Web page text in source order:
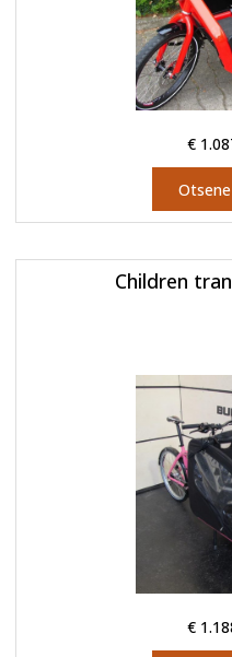
€
Children
€